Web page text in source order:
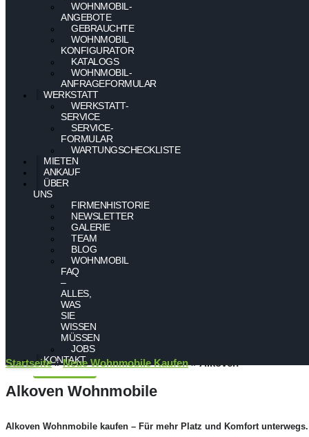
WOHNMOBIL-
ANGEBOTE
GEBRAUCHTE
WOHNMOBIL
KONFIGURATOR
KATALOGS
WOHNMOBIL-
ANFRAGEFORMULAR
WERKSTATT
WERKSTATT-
SERVICE
SERVICE-
FORMULAR
WARTUNGSCHECKLISTE
MIETEN
ANKAUF
ÜBER
UNS
FIRMENHISTORIE
NEWSLETTER
GALERIE
TEAM
BLOG
WOHNMOBIL
FAQ
–
ALLES,
WAS
SIE
WISSEN
MÜSSEN
JOBS
KONTAKT
Startseite»Neue Wohnmobile Kaufen»Alkoven
Alkoven Wohnmobile
Alkoven Wohnmobile kaufen – Für mehr Platz und Komfort unterwegs.